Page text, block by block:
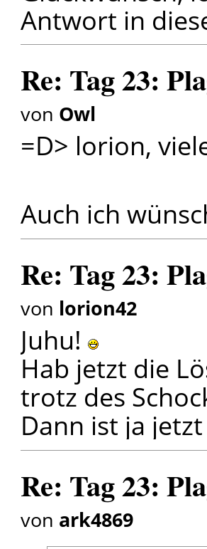
Antwort in
Re: Tag 23:
von Owl
=D> lorion,
Auch ich
Re: Tag 23:
von lorion42
Juhu!
Hab jetzt die
trotz des
Dann ist ja
Re: Tag 23:
von ark4869